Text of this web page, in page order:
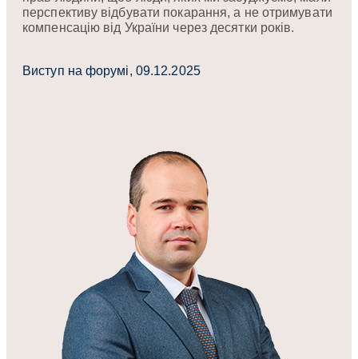
перспективу відбувати покарання, а не отримувати
компенсацію від України через десятки років.
Виступ на форумі, 09.12.2025